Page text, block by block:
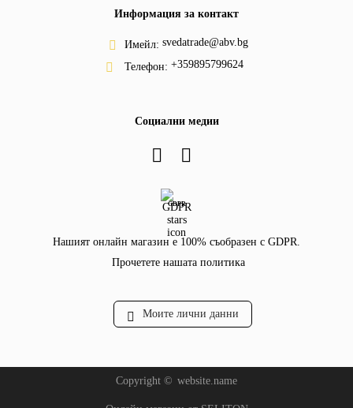
Информация за контакт
Имейл: svedatrade@abv.bg
Телефон: +359895799624
Социални медии
GDPR
Нашият онлайн магазин е 100% съобразен с GDPR.
Прочетете нашата политика
Моите лични данни
Copyright © website.name